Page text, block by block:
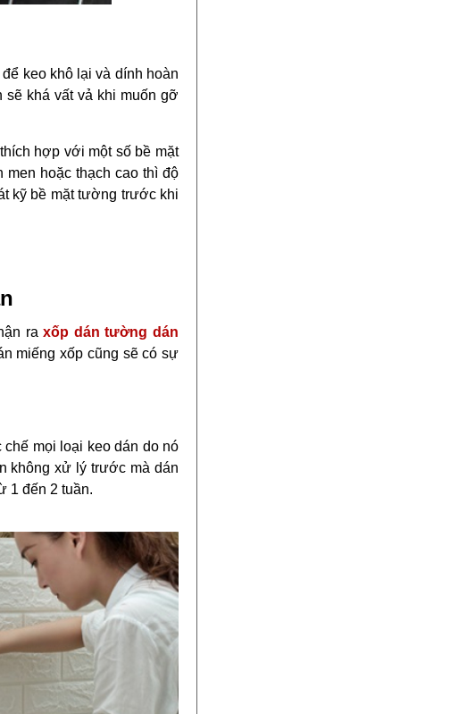
keo khô lại và dính hoàn
sẽ khá vất vả khi muốn gỡ
hợp với một số bề mặt
hoặc thạch cao thì độ
kỹ bề mặt tường trước khi
raxốp dán tường dán
miếng xốp cũng sẽ có sự
mọi loại keo dán do nó
không xử lý trước mà dán
1 đến 2 tuần.